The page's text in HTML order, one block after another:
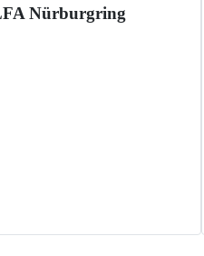
Nürburgring